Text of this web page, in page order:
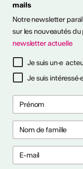
en plein air! Découvrez
à ciel ouvert pour
été culturel. ...
plus
collaborations
premières collaborations
rappeur·euses et
déjà publié un EP ou un
mails
Notre newsletter
sur les nouveautés
newsletter actuelle
Je suis un·e
Je suis